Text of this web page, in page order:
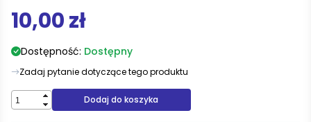
10,00 zł
Dostępność: Dostępny
Zadaj pytanie dotyczące tego produktu
Dodaj do koszyka